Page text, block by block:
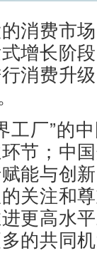
消费市
增长阶
消费升
工厂”的
节；中
能与创
关注和
更高水
的共同